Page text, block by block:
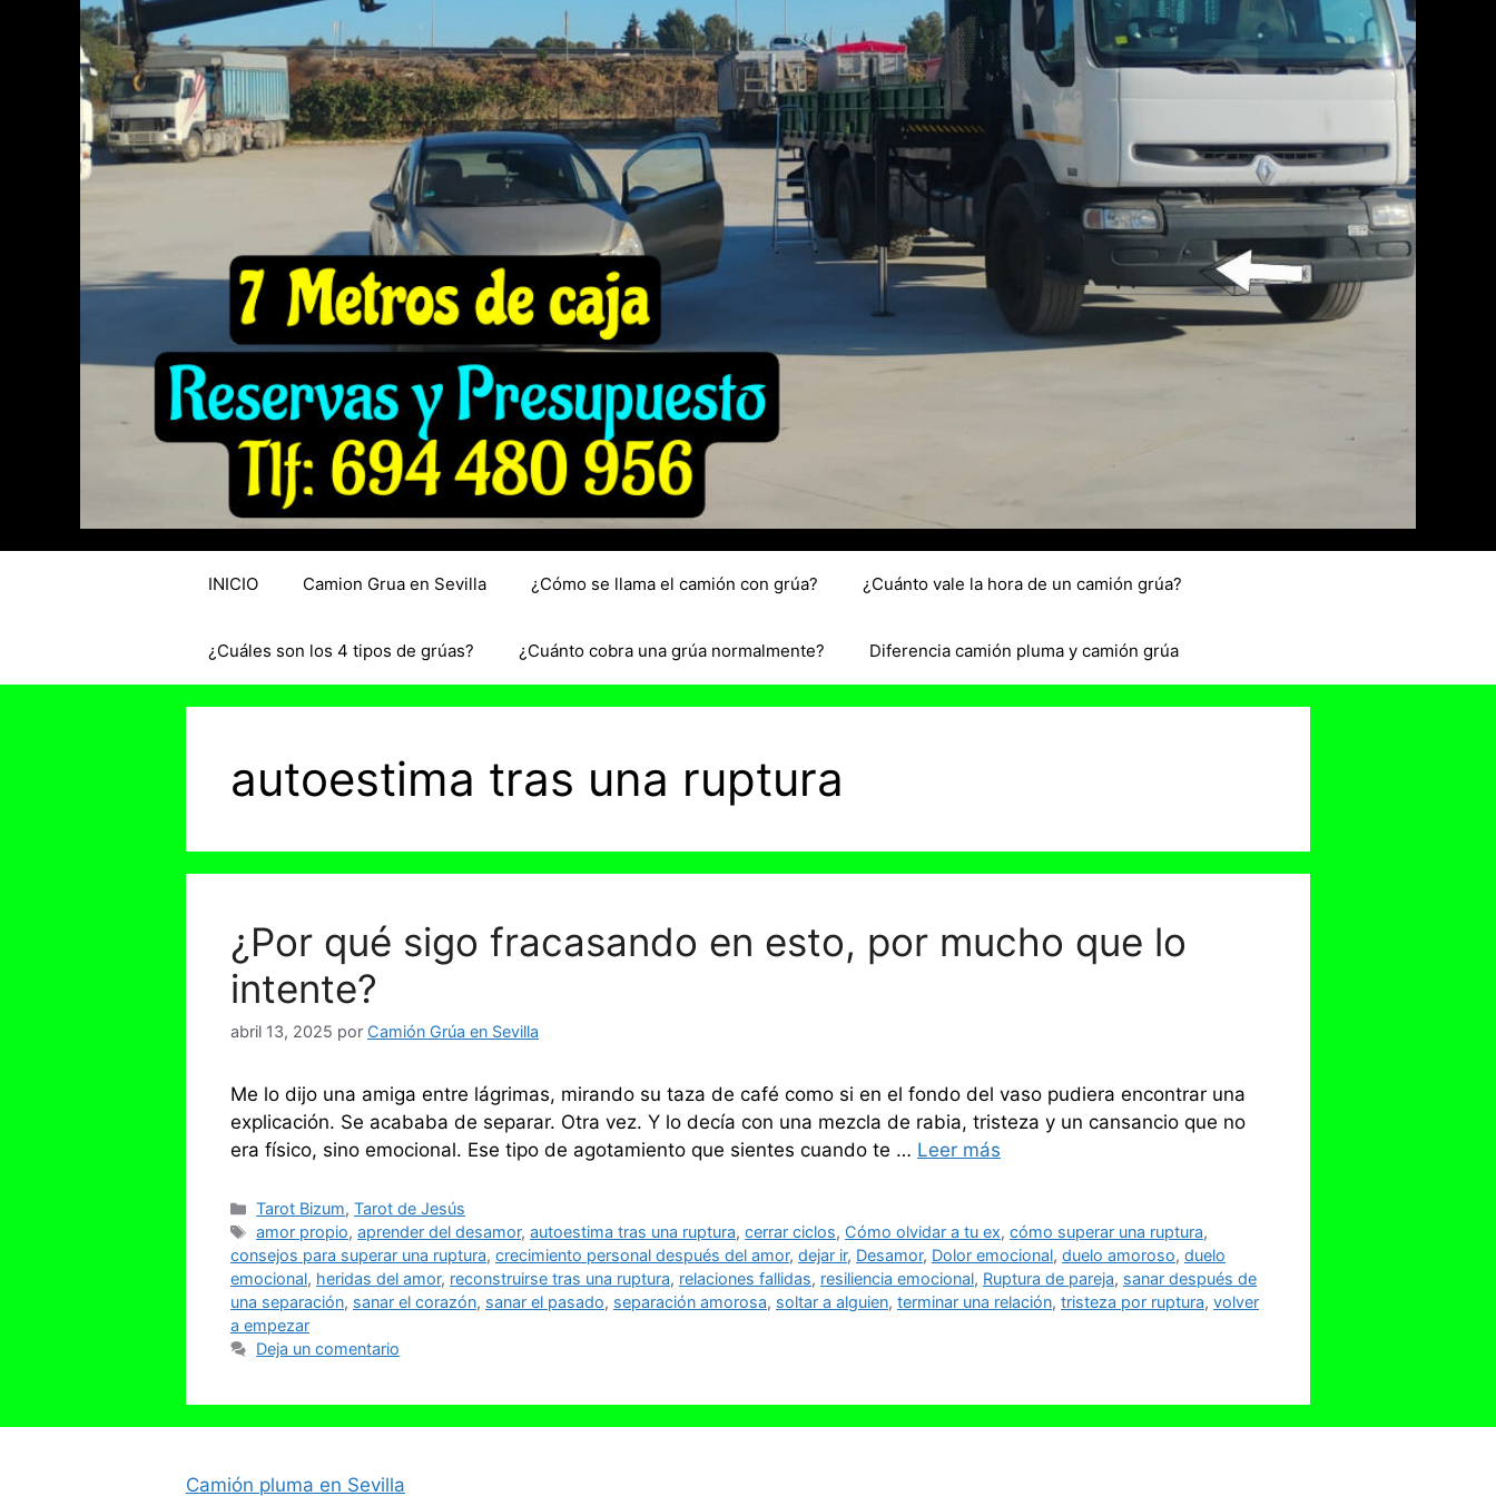
INICIO Camion Grua en Sevilla ¿Cómo se llama el camión con grúa? ¿Cuánto vale la hora de un camión grúa?
¿Cuáles son los 4 tipos de grúas? ¿Cuánto cobra una grúa normalmente? Diferencia camión pluma y camión grúa
autoestima tras una ruptura
¿Por qué sigo fracasando en esto, por mucho que lo
intente?
abril 13, 2025 por Camión Grúa en Sevilla
Me lo dijo una amiga entre lágrimas, mirando su taza de café como si en el fondo del vaso pudiera encontrar una
explicación. Se acababa de separar. Otra vez. Y lo decía con una mezcla de rabia, tristeza y un cansancio que no
era físico, sino emocional. Ese tipo de agotamiento que sientes cuando te … Leer más
Categorías
Tarot Bizum,Tarot de Jesús
Etiquetas
amor propio,aprender del desamor,autoestima tras una ruptura,cerrar ciclos, Cómo olvidar a tu ex,cómo superar una ruptura,
consejos para superar una ruptura, crecimiento personal después del amor, dejar ir, Desamor, Dolor emocional, duelo amoroso, duelo
emocional, heridas del amor, reconstruirse tras una ruptura, relaciones fallidas, resiliencia emocional, Ruptura de pareja, sanar después de
una separación, sanar el corazón, sanar el pasado, separación amorosa, soltar a alguien, terminar una relación, tristeza por ruptura, volver
a empezar
Deja un comentario
Camión pluma en Sevilla